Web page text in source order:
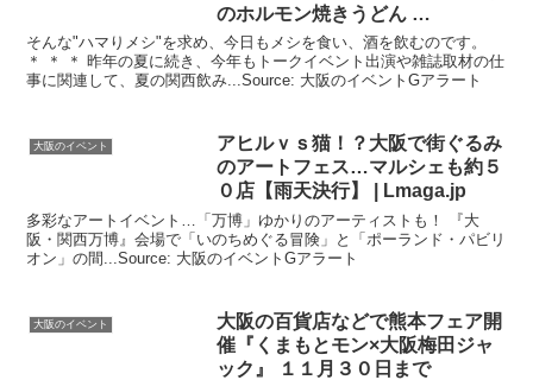
のホルモン焼きうどん …
そんな"ハマりメシ"を求め、今日もメシを食い、酒を飲むのです。
＊ ＊ ＊ 昨年の夏に続き、今年もトークイベント出演や雑誌取材の仕
事に関連して、夏の関西飲み...Source: 大阪のイベントGアラート
大阪のイベント アヒルｖｓ猫！？ 大阪で街ぐるみ
のアートフェス…マルシェも約５
０店【雨天決行】 | Lmaga.jp
多彩なアートイベント…「万博」ゆかりのアーティストも！ 『大
阪・関西万博』会場で「いのちめぐる冒険」と「ポーランド・パビリ
オン」の間...Source: 大阪のイベントGアラート
大阪のイベント 大阪の百貨店などで熊本フェア開
催『くまもとモン×大阪梅田ジャ
ック』 １１月３０日まで